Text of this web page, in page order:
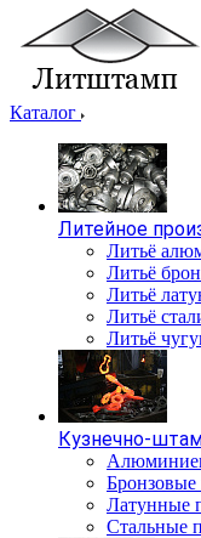
Каталог
Литейное
Литьё
Литьё
Литьё
Литьё
Литьё
Кузнечно-
Латунные
Стальные